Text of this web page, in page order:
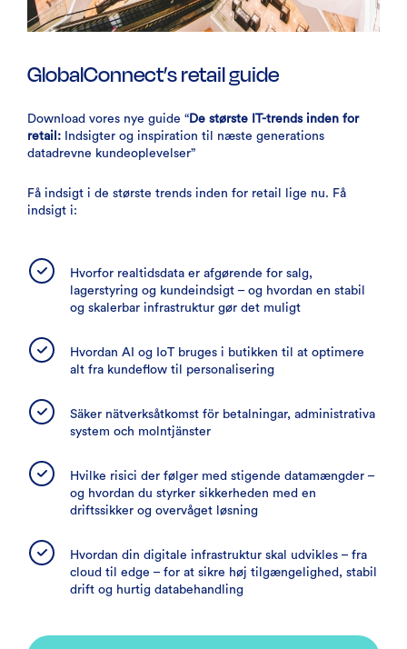
GlobalConnect’s retail guide
Download vores nye guide “ De største IT-trends inden for
retail: Indsigter og inspiration til næste generations
datadrevne kundeoplevelser”
Få indsigt i de største trends inden for retail lige nu. Få
indsigt i:
Hvorfor realtidsdata er afgørende for salg,
lagerstyring og kundeindsigt – og hvordan en stabil
og skalerbar infrastruktur gør det muligt
Hvordan AI og IoT bruges i butikken til at optimere
alt fra kundeflow til personalisering
Säker nätverksåtkomst för betalningar, administrativa
system och molntjänster
Hvilke risici der følger med stigende datamængder –
og hvordan du styrker sikkerheden med en
driftssikker og overvåget løsning
Hvordan din digitale infrastruktur skal udvikles – fra
cloud til edge – for at sikre høj tilgængelighed, stabil
drift og hurtig databehandling